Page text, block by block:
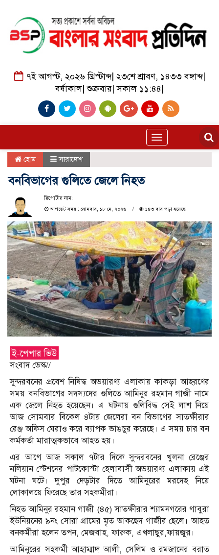
৭ই আগস্ট, ২০২৬ খ্রিস্টাব্দ| ২৩শে শ্রাবণ, ১৪৩৩ বঙ্গাব্দ|
বর্ষাকাল|শুক্রবার |সকাল ১১:৪৪
Toggle
navigation
হোম সারাদেশ
বনবিভাগের গুলিতে জেলে নিহত
রিপোর্টার নাম:
আপডেট সময় : সোমবার, ১৮ মে, ২০২৬
১৪৩ বার পড়া হয়েছে
সংবাদ ডেস্ক//
সুন্দরবনের প্রবেশ নিষিদ্ধ অভয়ারণ্য এলাকায় কাকড়া আহরণের
সময় বনবিভাগের সদস্যদের গুলিতে আমিনুর রহমান গাজী নামে
এক জেলে নিহত হয়েছেন। এ ঘটনায় গুলিবিদ্ধ সেই লাশ নিয়ে
আজ সোমবার বিকেল ৪টায় জেলেরা বন বিভাগের সাতক্ষীরার
রেঞ্জ অফিস ঘেরাও করে ব্যাপক ভাঙচুর করেছে। এ সময় চার বন
কর্মকর্তা মারাত্মকভাবে আহত হয়।
এর আগে আজ সকাল ৭টার দিকে সুন্দরবনের খুলনা রেঞ্জের
নলিয়ান স্টেশনের পাটকোস্টা হেলাবাসী অভয়ারণ্য এলাকায় এই
ঘটনা ঘটে। দুপুর দেড়টার দিতে আমিনুরের মরদেহ নিয়ে
লোকালয়ে ফিরেছে তার সহকর্মীরা।
নিহত আমিনুর রহমান গাজী (৪৫) সাতক্ষীরার শ্যামনগরের গাবুরা
ইউনিয়নের ৯নং সোরা গ্রামের মৃত আকছেদ গাজীর ছেলে। আহত
বনকর্মীরা হলেন তপন, মেজবাহ, ফারুক, এখলাছুর,ফায়জুর।
আমিনুরের সহকর্মী আহাম্মাদ আলী, সেলিম ও রমজানের বরাত